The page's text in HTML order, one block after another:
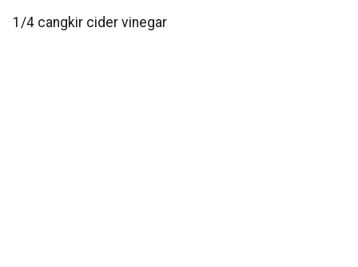
1/4 cangkir cider vinegar